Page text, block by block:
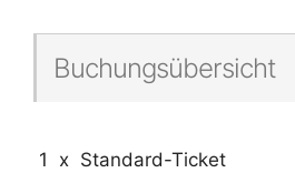
Buchungsübersicht
1 x Standard-Ticket